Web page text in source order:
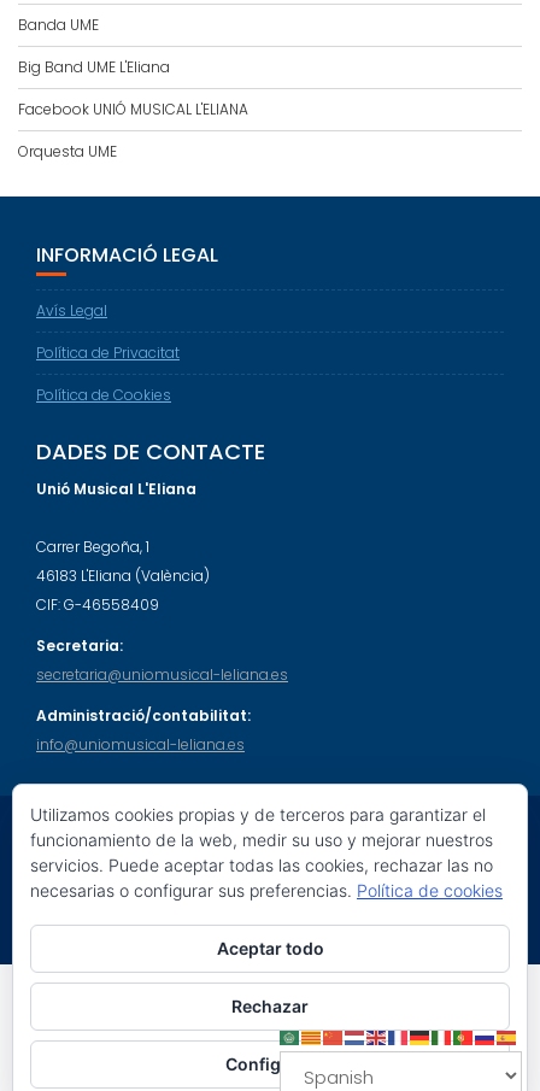
Banda UME
Big Band UME L'Eliana
Facebook UNIÓ MUSICAL L'ELIANA
Orquesta UME
INFORMACIÓ LEGAL
Avís Legal
Política de Privacitat
Política de Cookies
DADES DE CONTACTE
Unió Musical L'Eliana
Carrer Begoña, 1
46183 L'Eliana (València)
CIF: G-46558409
Secretaria:
secretaria@uniomusical-leliana.es
Administració/contabilitat:
info@uniomusical-leliana.es
© 2026 Unió Musical L'Eliana. Tots els drets reservats.
Education Base porAcme Themes
Social Share Buttons and Iconspowered by Ultimatelysocial
Utilizamos cookies propias y de terceros para garantizar el
funcionamiento de la web, medir su uso y mejorar nuestros
servicios. Puede aceptar todas las cookies, rechazar las no
necesarias o configurar sus preferencias. Política de cookies
Aceptar todo
Rechazar
Configurar